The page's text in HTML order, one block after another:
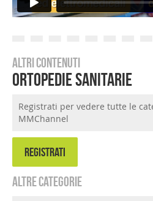
Altri contenuti
Ortopedie Sanitarie
Registrati per vedere tutte le
MMChannel
REGISTRATI
Altre categorie